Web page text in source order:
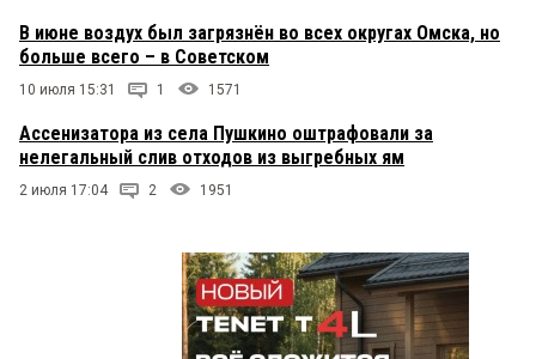
В июне воздух был загрязнён во всех округах Омска, но
больше всего – в Советском
10 июля 15:31 1 1571
Ассенизатора из села Пушкино оштрафовали за
нелегальный слив отходов из выгребных ям
2 июля 17:04 2 1951